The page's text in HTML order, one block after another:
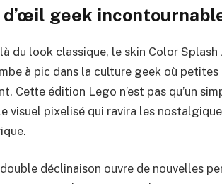
geek
du look classique, le skin Color
à pic dans la culture geek où
Cette édition Lego n’est pas qu’un
visuel pixelisé qui ravira les
déclinaison ouvre de nouvelles